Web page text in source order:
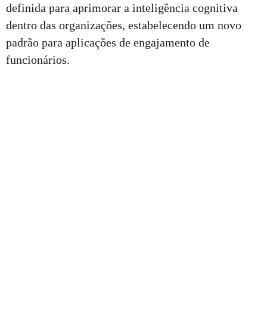
definida para aprimorar a inteligência cognitiva
dentro das organizações, estabelecendo um novo
padrão para aplicações de engajamento de
funcionários.